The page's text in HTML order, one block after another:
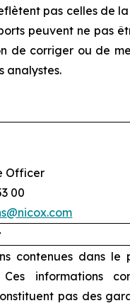
pas celles de
peuvent ne pas
de corriger ou de
analystes.
Officer
00
contenues dans
informations
pas des